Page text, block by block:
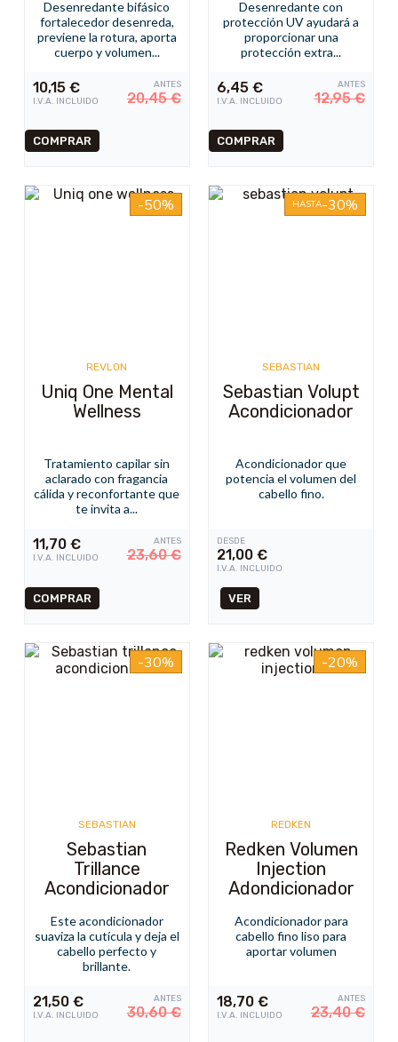
Desenredante bifásico
fortalecedor desenreda,
previene la rotura, aporta
cuerpo y volumen...
10,15€
I.V.A. INCLUIDO
ANTES
20,45€
Desenredante con
protección UV ayudará a
proporcionar una
protección extra...
6,45€
I.V.A. INCLUIDO
ANTES
12,95€
-50%
REVLON
Uniq One Mental
Wellness
Tratamiento capilar sin
aclarado con fragancia
cálida y reconfortante que
te invita a...
11,70€
I.V.A. INCLUIDO
ANTES
23,60€
HASTA-30%
SEBASTIAN
Sebastian Volupt
Acondicionador
Acondicionador que
potencia el volumen del
cabello fino.
DESDE
21,00€
I.V.A. INCLUIDO
VER
-30%
SEBASTIAN
Sebastian
Trillance
Acondicionador
Este acondicionador
suaviza la cutícula y deja el
cabello perfecto y
brillante.
21,50€
I.V.A. INCLUIDO
ANTES
30,60€
-20%
REDKEN
Redken Volumen
Injection
Adondicionador
Acondicionador para
cabello fino liso para
aportar volumen
18,70€
I.V.A. INCLUIDO
ANTES
23,40€